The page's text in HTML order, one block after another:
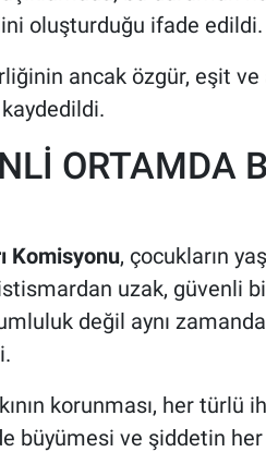
oluşturduğu ifade edildi.
ancak özgür, eşit
ORTAMDA
Komisyonu, çocukların
uzak, güvenli
değil aynı
korunması, her türlü
büyümesi ve şiddetin